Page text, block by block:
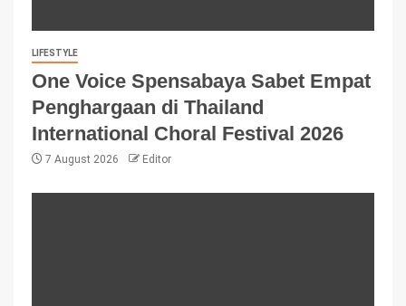
LIFESTYLE
One Voice Spensabaya Sabet Empat
Penghargaan di Thailand
International Choral Festival 2026
7 August 2026 Editor